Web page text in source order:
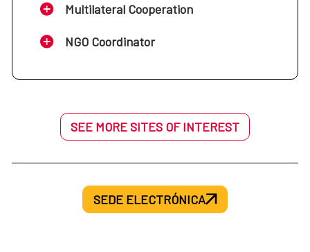
Multilateral Cooperation
NGO Coordinator
SEE MORE SITES OF INTEREST
SEDE ELECTRÓNICA